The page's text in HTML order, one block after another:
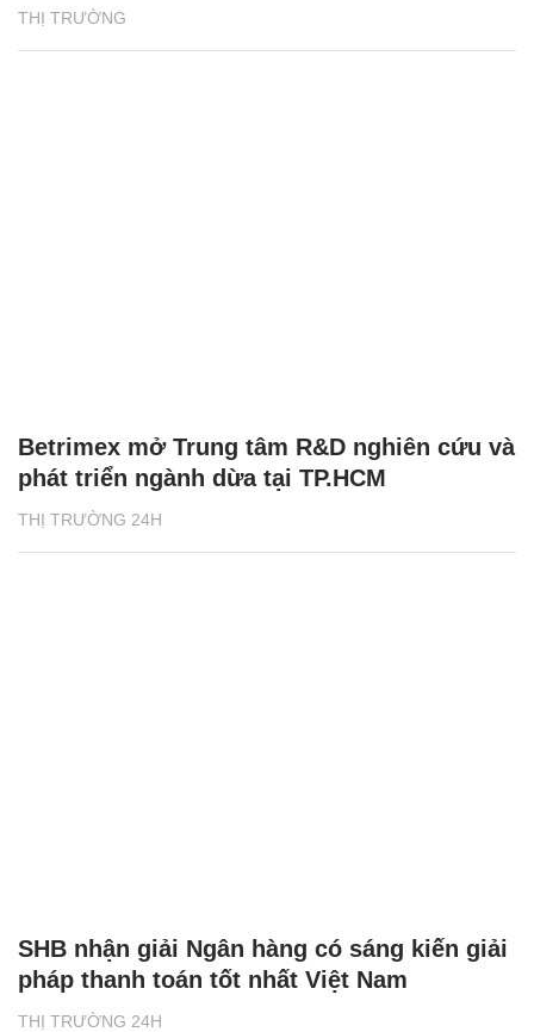
THỊ TRƯỜNG
THỊ TRƯỜNG 24H
Betrimex mở Trung tâm R&D nghiên cứu và
phát triển ngành dừa tại TP.HCM
THỊ TRƯỜNG 24H
SHB nhận giải Ngân hàng có sáng kiến giải
pháp thanh toán tốt nhất Việt Nam